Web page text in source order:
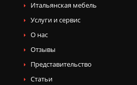
Итальянская мебель
Услуги и сервис
О нас
Отзывы
Представительство
Статьи